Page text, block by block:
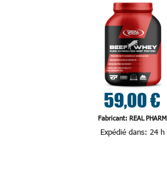
59,00 €
Fabricant: REAL PHARM
Expédié dans: 24 h